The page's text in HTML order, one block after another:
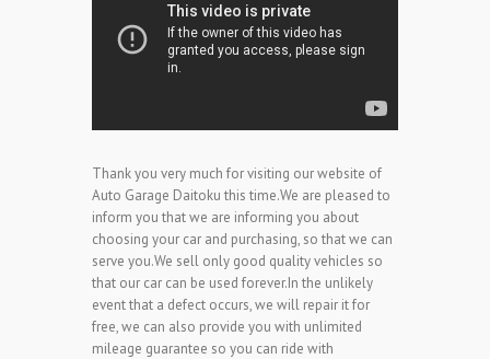
Thank you very much for visiting our website of
Auto Garage Daitoku this time.We are pleased to
inform you that we are informing you about
choosing your car and purchasing, so that we can
serve you.We sell only good quality vehicles so
that our car can be used forever.In the unlikely
event that a defect occurs, we will repair it for
free, we can also provide you with unlimited
mileage guarantee so you can ride with